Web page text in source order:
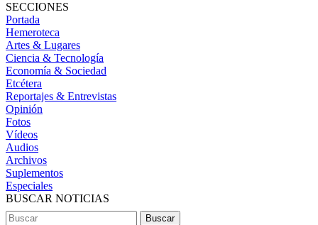
SECCIONES
Portada
Hemeroteca
Artes & Lugares
Ciencia & Tecnología
Economía & Sociedad
Etcétera
Reportajes & Entrevistas
Opinión
Fotos
Vídeos
Audios
Archivos
Suplementos
Especiales
BUSCAR NOTICIAS